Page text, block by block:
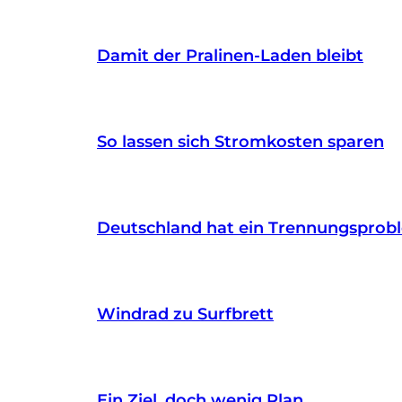
Damit der Pralinen-Laden bleibt
So lassen sich Stromkosten sparen
Deutschland hat ein
Windrad zu Surfbrett